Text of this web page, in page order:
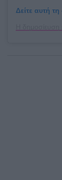
Δείτε αυτή